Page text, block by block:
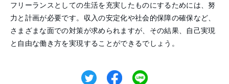
フリーランスとしての生活を充実したものにするためには、努
力と計画が必要です。収入の安定化や社会的保障の確保など、
さまざまな面での対策が求められますが、その結果、自己実現
と自由な働き方を実現することができるでしょう。